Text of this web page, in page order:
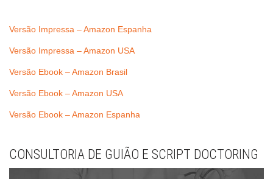
Versão Impressa – Amazon Espanha
Versão Impressa – Amazon USA
Versão Ebook – Amazon Brasil
Versão Ebook – Amazon USA
Versão Ebook – Amazon Espanha
CONSULTORIA DE GUIÃO E SCRIPT DOCTORING